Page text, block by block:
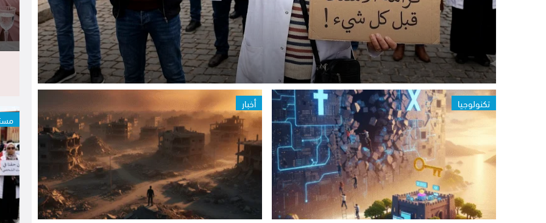
تكنولوجيا أخبار